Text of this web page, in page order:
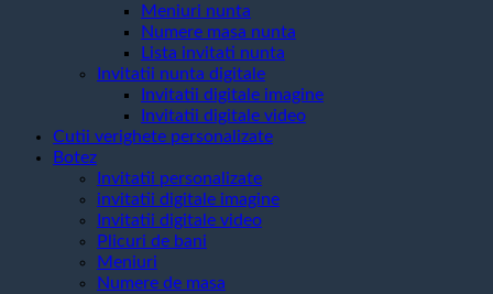
Meniuri nunta
Numere masa nunta
Lista invitati nunta
Invitatii nunta digitale
Invitatii digitale imagine
Invitatii digitale video
Cutii verighete personalizate
Botez
Invitatii personalizate
invitatii digitale imagine
Invitatii digitale video
Plicuri de bani
Meniuri
Numere de masa